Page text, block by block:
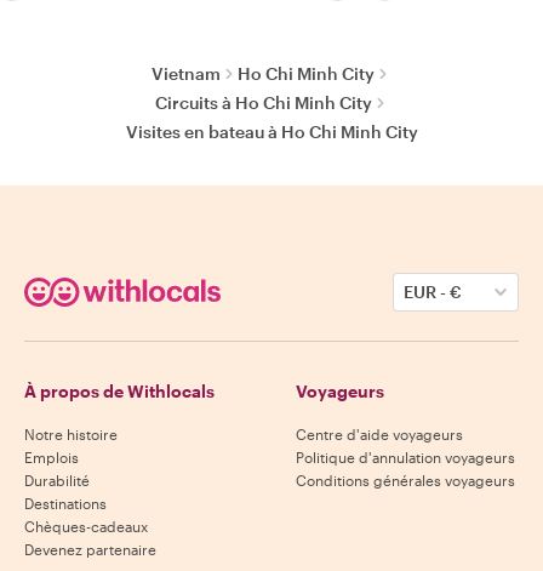
Vietnam
Ho Chi Minh City
Circuits à Ho Chi Minh City
Visites en bateau à Ho Chi Minh City
EUR-€
À propos de Withlocals
Notre histoire
Emplois
Durabilité
Destinations
Chèques-cadeaux
Devenez partenaire
Voyageurs
Centre d'aide voyageurs
Politique d'annulation voyageurs
Conditions générales voyageurs